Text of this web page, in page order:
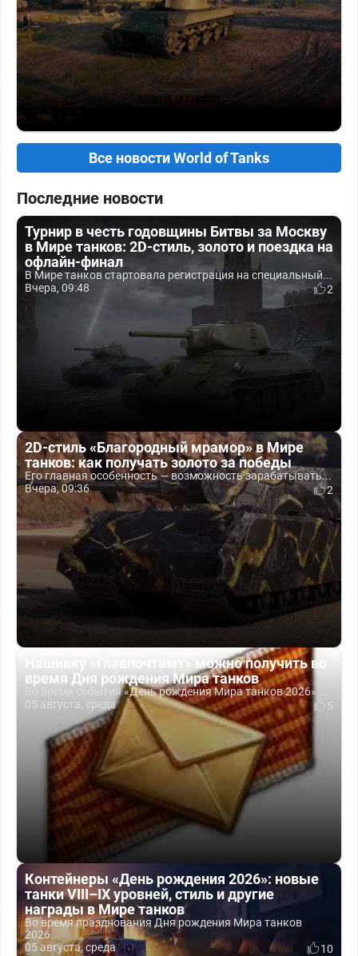
Все новости World of Tanks
Последние новости
Турнир в честь годовщины Битвы за Москву
в Мире танков: 2D-стиль, золото и поездка на
офлайн-финал
В Мире танков стартовала регистрация на специальный...
Вчера, 09:48
2
2D-стиль «Благородный мрамор» в Мире
танков: как получать золото за победы
Его главная особенность — возможность зарабатывать...
Вчера, 09:36
2
Нашивку «Главпочтамт» можно получить во
время Дня рождения Мира танков
Во время события «День рождения Мира танков 2026»...
05 августа, среда
5
Контейнеры «День рождения 2026»: новые
танки VIII–IX уровней, стиль и другие
награды в Мире танков
Во время празднования Дня рождения Мира танков
2026...
05 августа, среда
10